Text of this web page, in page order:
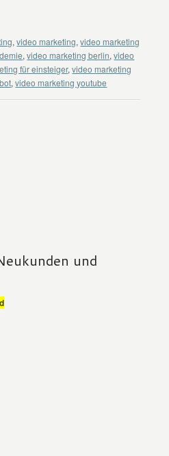
,video marketing,video marketing
,video marketing berlin,video
für einsteiger,video marketing
,video marketing youtube
und